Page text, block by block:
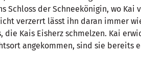
der Schneekönigin, wo Kai
verzerrt lässt ihn daran immer
Kais Eisherz schmelzen. Kai
angekommen, sind sie bereits